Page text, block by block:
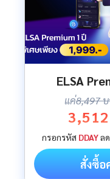
ELSA
แค่8,497
กรอกรหัส DDAYล
สั่งซื้อ